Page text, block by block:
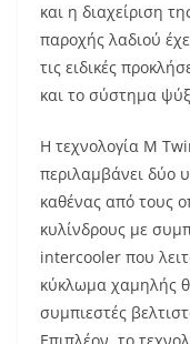
και η διαχείριση
παροχής λαδιού
τις ειδικές
και το σύστημα
Η τεχνολογία M
περιλαμβάνει δύο
καθένας από τους
κυλίνδρους με
intercooler που
κύκλωμα χαμηλής
συμπιεστές